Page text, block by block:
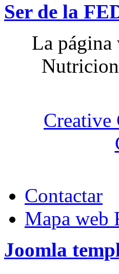
Ser de la
La página
Creative
Contactar
Mapa web
Joomla